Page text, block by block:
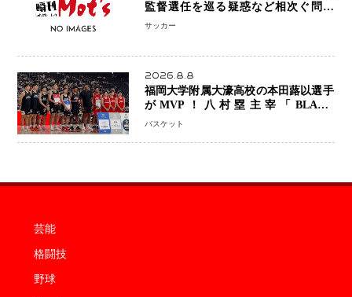
監督選任を巡る疑惑など相次ぐ問題
「組織の刷新」誓う
サッカー
2026.8.8
福岡大学附属大濠高校の本田蕗以選手
がMVP！八村塁主宰「BLACK
SAMURAI SUMMIT 2026」で存在
なった」
バスケット
芸能
格闘技
野球